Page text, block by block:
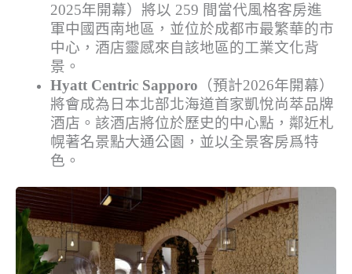
2025年開幕）將以 259 間當代風格客房進
軍中國西南地區，並位於成都市最繁華的市
中心，酒店靈感來自該地區的工業文化背
景。
Hyatt Centric Sapporo （預計2026年開幕）
將會成為日本北部北海道首家凱悅尚萃品牌
酒店。該酒店將位於歷史的中心點，鄰近札
幌著名景點大通公園，並以全景客房爲特
色。